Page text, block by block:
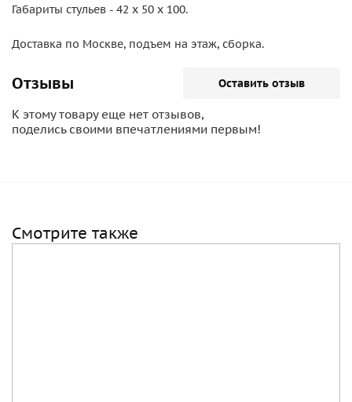
Габариты стульев - 42 х 50 х 100.
Доставка по Москве, подъем на этаж, сборка.
Отзывы Оставить отзыв
К этому товару еще нет отзывов,
поделись своими впечатлениями первым!
Смотрите также